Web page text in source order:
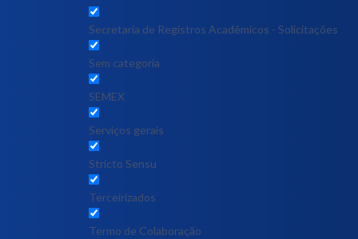
Secretaria de Registros Acadêmicos - Solicitações
Sem categoria
SEMEX
Serviços gerais
Stricto Sensu
Terceirizados
Termo de Colaboração